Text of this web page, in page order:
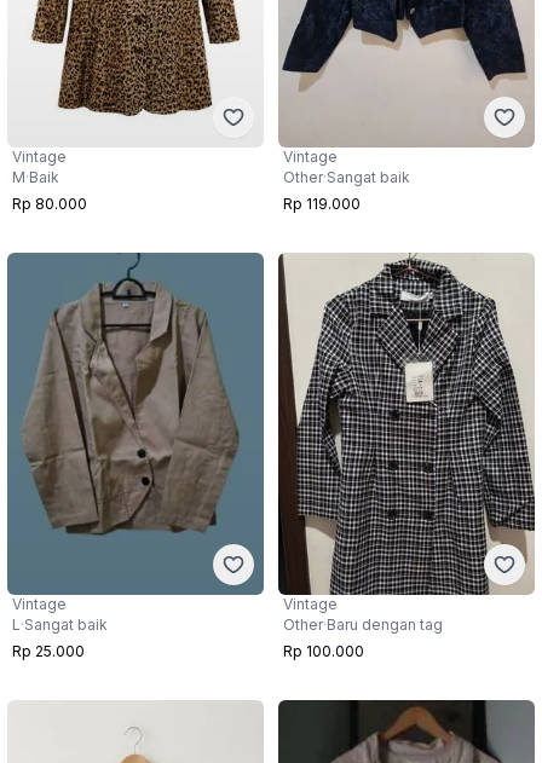
Vintage
M·Baik
Rp 80.000
Vintage
Other·Sangat baik
Rp 119.000
Vintage
L ·Sangat baik
Rp 25.000
Vintage
Other·Baru dengan tag
Rp 100.000